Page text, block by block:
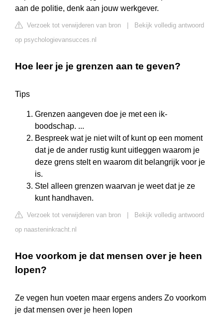
aan de politie, denk aan jouw werkgever.
Verzoek tot verwijderen van bron
Bekijk volledig antwoord
op psychologievansucces.nl
Hoe leer je je grenzen aan te geven?
Tips
Grenzen aangeven doe je met een ik-
boodschap. ...
Bespreek wat je niet wilt of kunt op een moment
dat je de ander rustig kunt uitleggen waarom je
deze grens stelt en waarom dit belangrijk voor je
is.
Stel alleen grenzen waarvan je weet dat je ze
kunt handhaven.
Verzoek tot verwijderen van bron
Bekijk volledig antwoord
op naasteninkracht.nl
Hoe voorkom je dat mensen over je heen
lopen?
Ze vegen hun voeten maar ergens anders Zo voorkom
je dat mensen over je heen lopen